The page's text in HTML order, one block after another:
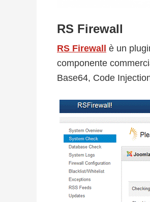
RS Firewall
RS Firewall è un
componente
Base64, Code